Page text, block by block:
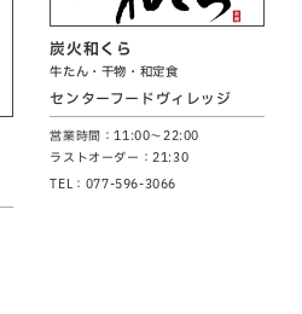
炭火和くら
牛たん・干物・和定食
センターフードヴィレッジ
営業時間：11:00～22:00
ラストオーダー：21:30
TEL：077-596-3066